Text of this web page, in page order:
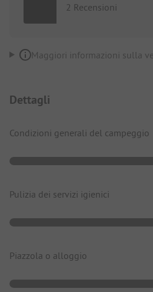
2 Recensioni
Maggiori informazioni sulla
Dettagli
Condizioni generali del campeggio
Pulizia dei servizi igienici
Piazzola o alloggio